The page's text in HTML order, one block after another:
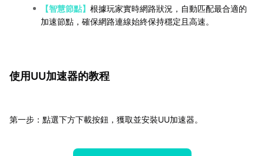
【智慧節點】 根據玩家實時網路狀況，自動匹配最合適的
加速節點，確保網路連線始終保持穩定且高速。
使用UU加速器的教程
第一步：點選下方下載按鈕，獲取並安裝UU加速器。